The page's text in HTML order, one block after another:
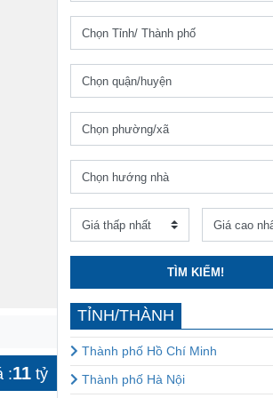
:11 tỷ
TÌM KIẾM!
TỈNH/THÀNH
Thành phố Hồ Chí Minh
Thành phố Hà Nội